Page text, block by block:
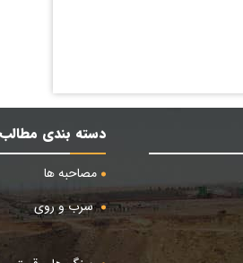
دسته بندی مطالب
مصاحبه ها
سرب و روی